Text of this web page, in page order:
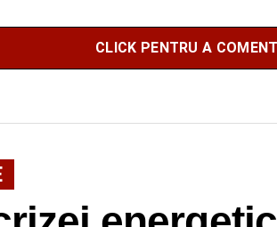
CLICK PENTRU A